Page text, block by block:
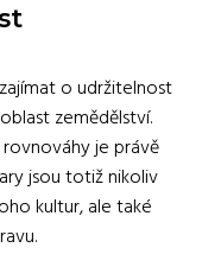
o udržitelnost
zemědělství.
je právě
jsou totiž nikoliv
kultur, ale také